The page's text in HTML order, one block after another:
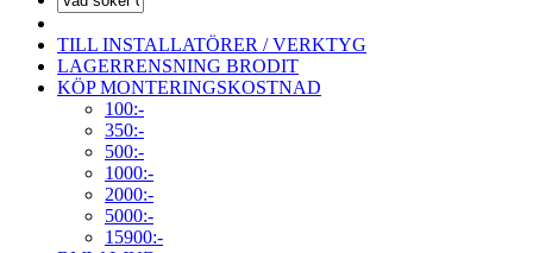
TILL INSTALLATÖRER / VERKTYG
LAGERRENSNING BRODIT
KÖP MONTERINGSKOSTNAD
100:-
350:-
500:-
1000:-
2000:-
5000:-
15900:-